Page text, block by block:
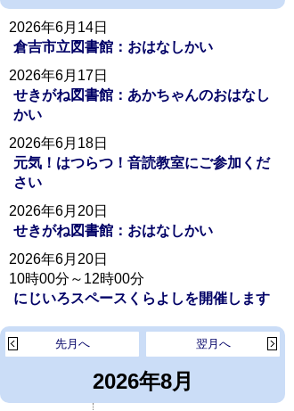
2026年6月14日
倉吉市立図書館：おはなしかい
2026年6月17日
せきがね図書館：あかちゃんのおはなし
かい
2026年6月18日
元気！はつらつ！音読教室にご参加くだ
さい
2026年6月20日
せきがね図書館：おはなしかい
2026年6月20日
10時00分～12時00分
にじいろスペースくらよしを開催します
2026年8月
翌月へ
先月へ